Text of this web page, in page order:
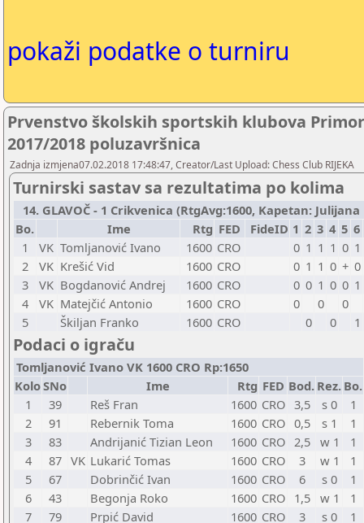
pokaži podatke o turniru
Prvenstvo školskih sportskih klubova
2017/2018 poluzavršnica
Zadnja izmjena07.02.2018 17:48:47, Creator/Last Upload: Chess Club RIJEKA
Turnirski sastav sa rezultatima po kolima
14. GLAVOČ - 1 Crikvenica (RtgAvg:1600, Kapetan: Julijana
Bo.
Ime Rtg FED FideID 1 2 3 4 5 6
1
VK Tomljanović Ivano 1600 CRO 0 1 1 1 0 1
2
VK Krešić Vid 1600 CRO 0 1 1 0 + 0
3
VK Bogdanović Andrej 1600 CRO 0 0 1 0 0 1
4
VK Matejčić Antonio 1600 CRO 0 0
0
5
Škiljan Franko 1600 CRO 0 0 1
Podaci o igraču
Tomljanović Ivano VK 1600 CRO Rp:1650
KoloSNo Ime Rtg FED Bod. Rez. Bo.
1
39 Reš Fran 1600 CRO 3,5 s 0
1
2
91 Rebernik Toma 1600 CRO 0,5 s 1
1
3
83 Andrijanić Tizian Leon 1600 CRO 2,5 w 1
1
4
87 VK Lukarić Tomas 1600 CRO 3 w 1
1
5
67 Dobrinčić Ivan 1600 CRO 6 s 0
1
6
43 Begonja Roko 1600 CRO 1,5 w 1
1
7
79 Prpić David 1600 CRO 3 s 0
1